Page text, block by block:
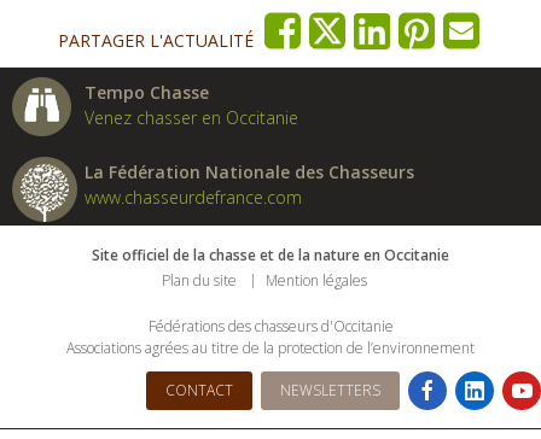
PARTAGER L'ACTUALITÉ
Tempo Chasse
Venez chasser en Occitanie
La Fédération Nationale des Chasseurs
www.chasseurdefrance.com
Site officiel de la chasse et de la nature en Occitanie
Plan du site
Mention légales
Fédérations des chasseurs d'Occitanie
Associations agrées au titre de la protection de l’environnement
CONTACT NEWSLETTERS